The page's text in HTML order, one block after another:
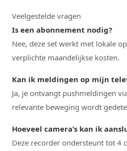
Veelgestelde vragen
Is een abonnement nodig?
Nee, deze set werkt met lokale
verplichte maandelijkse kosten.
Kan ik meldingen op mijn
Ja, je ontvangt pushmeldingen
relevante beweging wordt
Hoeveel camera’s kan ik
Deze recorder ondersteunt tot 4